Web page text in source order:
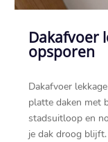
Dakafvoer
opsporen
Dakafvoer
platte daken met
stadsuitloop en
je dak droog